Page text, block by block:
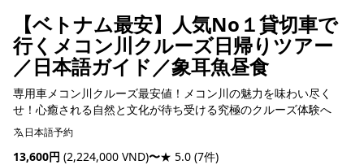
【ベトナム最安】人気No１貸切車で
行くメコン川クルーズ日帰りツアー
／日本語ガイド／象耳魚昼食
専用車メコン川クルーズ最安値！メコン川の魅力を味わい尽く
せ！心癒される自然と文化が待ち受ける究極のクルーズ体験へ
日本語予約
13,600円 (2,224,000 VND)〜★ 5.0 (7件)